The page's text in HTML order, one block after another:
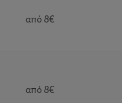
από 8€
από 8€